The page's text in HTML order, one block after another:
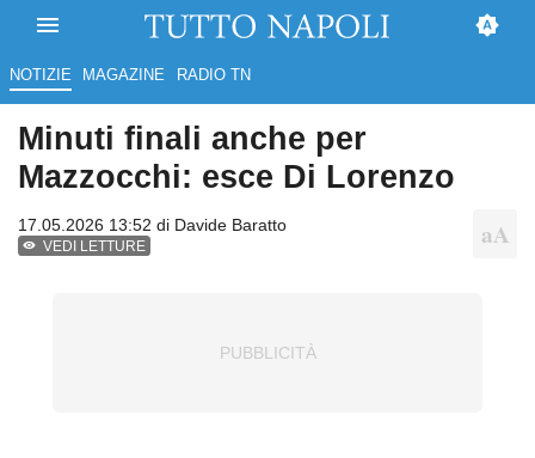
NOTIZIE MAGAZINE RADIO TN
Minuti finali anche per
Mazzocchi: esce Di Lorenzo
17.05.2026 13:52 di Davide Baratto
VEDI LETTURE